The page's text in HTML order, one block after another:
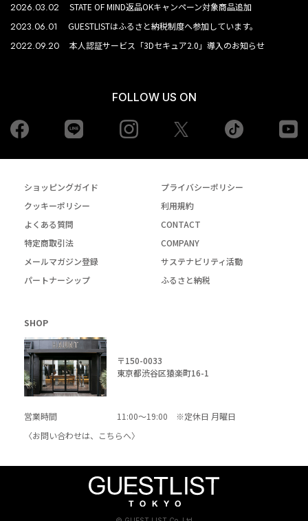
2026.03.02 STATE OF MIND返品OKキャンペーン対象商品追加
2023.06.01 GUESTLISTはふるさと納税制度へ参加しています。
2022.09.20 本人認証サービス「3Dセキュア2.0」導入のお知らせ
FOLLOW US ON
Facebook Instagram tiktok
ショッピングガイド
プライバシーポリシー
クッキーポリシー
利用規約
よくある質問
CONTACT
特定商取引法
COMPANY
メールマガジン登録
サステナビリティ活動
パートナーシップ
ふるさと納税
SHOP
〒150-0033
東京都渋谷区猿楽町16-1
営業時間
11:00～19:00 ※定休日 月曜日
〈お問い合わせは、
こちらへ〉